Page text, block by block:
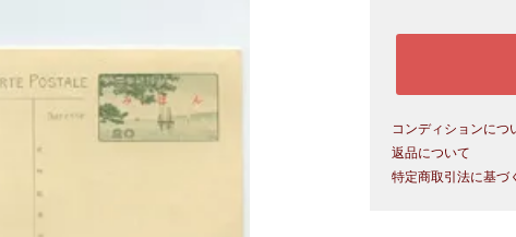
コンディションにつ
返品について
特定商取引法に基づ